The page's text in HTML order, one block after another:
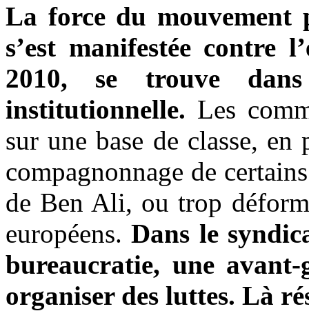
La force du mouvement
s’est manifestée contre
2010, se trouve
institutionnelle. Les
sur une base de classe,
compagnonnage de
de Ben Ali, ou trop
européens.Dans le
bureaucratie, une
organiser des luttes. Là